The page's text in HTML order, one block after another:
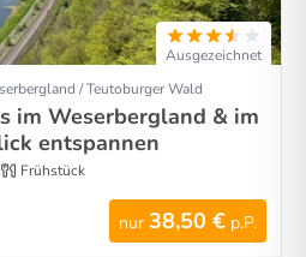
Ausgezeichnet
/ Teutoburger Wald
im Weserbergland & im
entspannen
Frühstück
nur 38,50 € p.P.